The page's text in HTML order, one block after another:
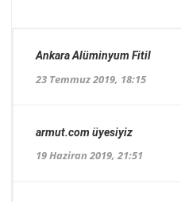
Ankara Alüminyum Fitil
23 Temmuz 2019, 18:15
armut.com üyesiyiz
19 Haziran 2019, 21:51